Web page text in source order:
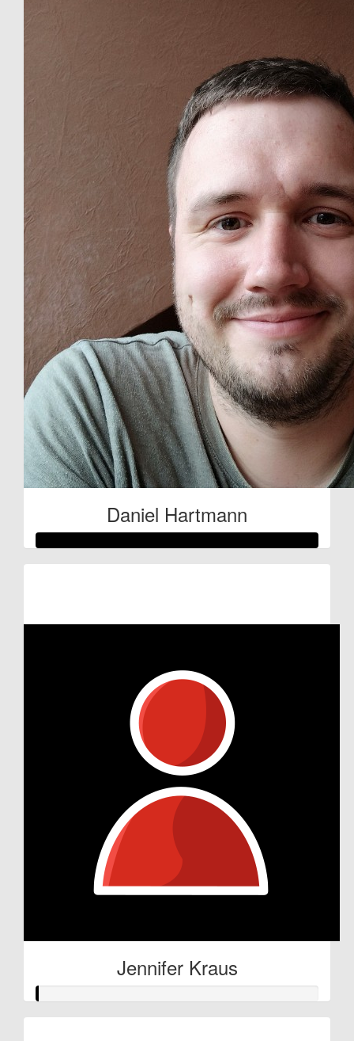
Daniel Hartmann
Jennifer Kraus